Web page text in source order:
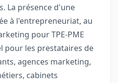
La présence d'une
à l'entrepreneuriat, au
pour TPE-PME
pour les prestataires de
agences marketing,
cabinets